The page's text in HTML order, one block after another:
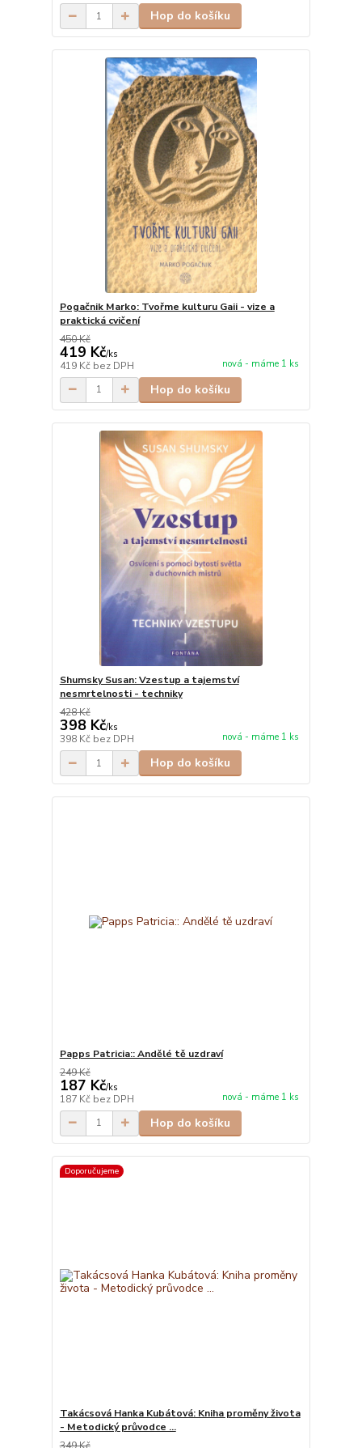
Hop do košíku
Pogačnik Marko: Tvořme kulturu Gaii - vize a
praktická cvičení
450 Kč
419 Kč/ks
419 Kč bez DPH nová - máme 1 ks
Hop do košíku
Shumsky Susan: Vzestup a tajemství
nesmrtelnosti - techniky
428 Kč
398 Kč/ks
398 Kč bez DPH nová - máme 1 ks
Hop do košíku
Papps Patricia:: Andělé tě uzdraví
249 Kč
187 Kč/ks
187 Kč bez DPH nová - máme 1 ks
Hop do košíku
Doporučujeme
Takácsová Hanka Kubátová: Kniha proměny života
- Metodický průvodce ...